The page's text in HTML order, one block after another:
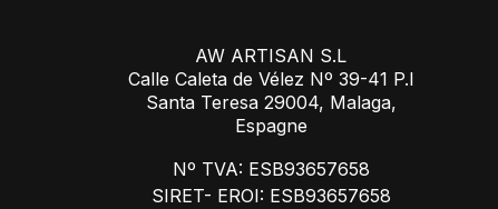
AW ARTISAN S.L
Calle Caleta de Vélez Nº 39-41 P.I
Santa Teresa 29004, Malaga,
Espagne
Nº TVA: ESB93657658
SIRET- EROI: ESB93657658